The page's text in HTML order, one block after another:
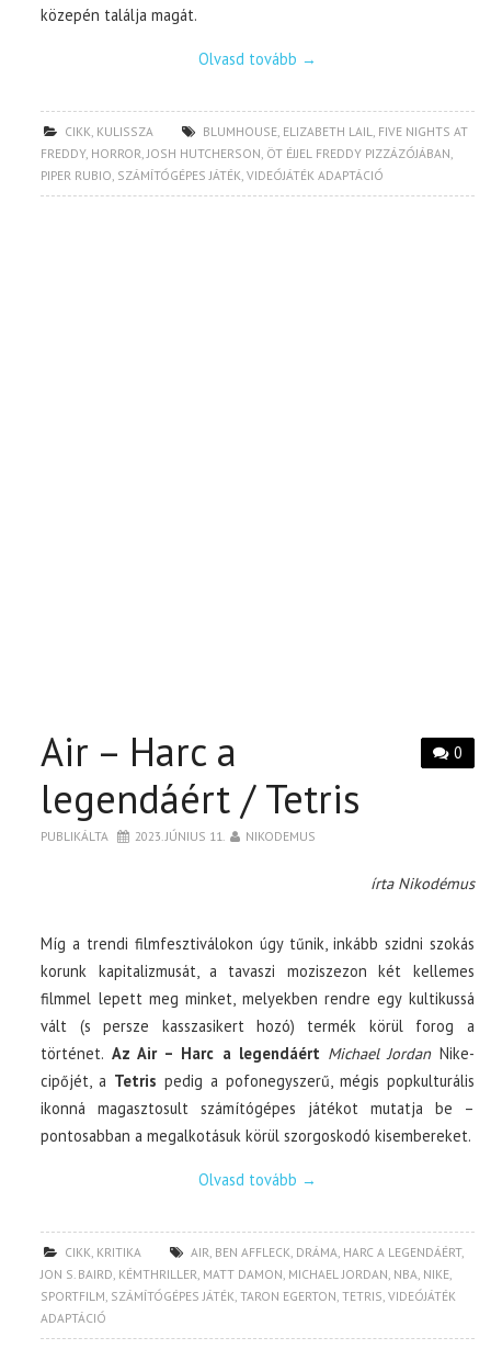
közepén találja magát.
Olvasd tovább →
CIKK, KULISSZA BLUMHOUSE, ELIZABETH LAIL, FIVE NIGHTS AT
FREDDY, HORROR,JOSH HUTCHERSON, ÖT ÉJJEL FREDDY PIZZÁZÓJÁBAN,
PIPER RUBIO, SZÁMÍTÓGÉPES JÁTÉK,VIDEÓJÁTÉK ADAPTÁCIÓ
0
Air – Harc a
legendáért / Tetris
PUBLIKÁLTA 2023. JÚNIUS 11. NIKODEMUS
írta Nikodémus
Míg a trendi filmfesztiválokon úgy tűnik, inkább szidni szokás
korunk kapitalizmusát, a tavaszi moziszezon két kellemes
filmmel lepett meg minket, melyekben rendre egy kultikussá
vált (s persze kasszasikert hozó) termék körül forog a
történet. Az Air – Harc a legendáért Michael JordanNike-
cipőjét, a Tetris pedig a pofonegyszerű, mégis popkulturális
ikonná magasztosult számítógépes játékot mutatja be –
pontosabban a megalkotásuk körül szorgoskodó kisembereket.
Olvasd tovább →
CIKK, KRITIKA AIR, BEN AFFLECK, DRÁMA, HARC A LEGENDÁÉRT,
JON S. BAIRD, KÉMTHRILLER, MATT DAMON, MICHAEL JORDAN, NBA, NIKE,
SPORTFILM, SZÁMÍTÓGÉPES JÁTÉK,TARON EGERTON,TETRIS,VIDEÓJÁTÉK
ADAPTÁCIÓ